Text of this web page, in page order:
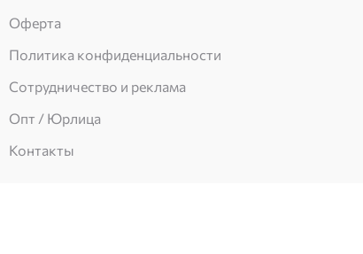
Оферта
Политика конфиденциальности
Сотрудничество и реклама
Опт / Юрлица
Контакты